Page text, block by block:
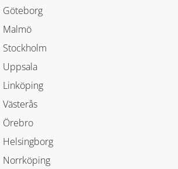
Göteborg
Malmö
Stockholm
Uppsala
Linköping
Västerås
Örebro
Helsingborg
Norrköping